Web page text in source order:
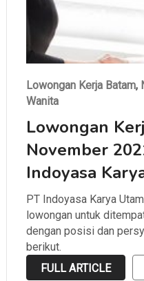
Lowongan Kerja Batam,
Wanita
Lowongan
November
Indoyasa
PT Indoyasa Karya
lowongan untuk
dengan posisi dan
berikut.
FULL ARTICLE